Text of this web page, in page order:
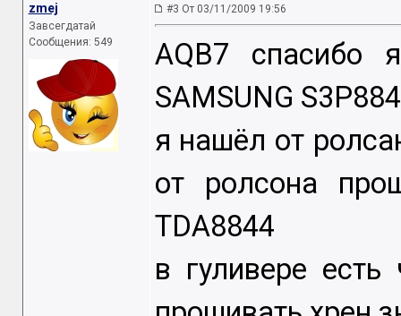
zmej
Завсегдатай
Сообщения: 549
#3 От 03/11/2009 19:56
AQB7 спасибо
SAMSUNG
я нашёл от
от ролсона
TDA8844
в гуливере